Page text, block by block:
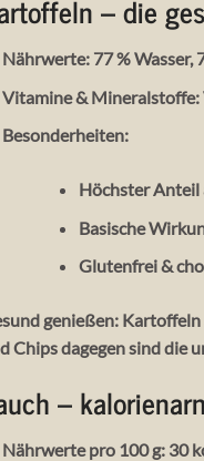
– die
Nährwerte: 77 % Wasser,
Vitamine & Mineralstoffe:
Besonderheiten:
Höchster
Basische
Glutenfrei &
genießen:Kartoffeln
Chips dagegen sind die
–
Nährwerte pro 100 g: 30